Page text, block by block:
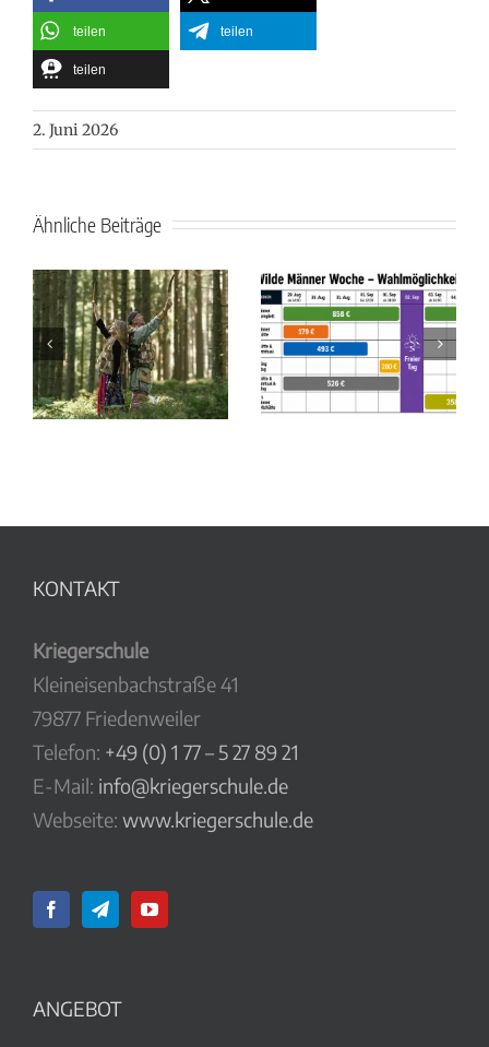
teilen teilen
teilen
2. Juni 2026
Ähnliche Beiträge
Beltane – Fest
der lebendigen
Partnerschaft
Wilde Männer
Woche
KONTAKT
Kriegerschule
Kleineisenbachstraße 41
79877 Friedenweiler
Telefon: +49 (0) 1 77 – 5 27 89 21
E-Mail: info@kriegerschule.de
Webseite: www.kriegerschule.de
ANGEBOT